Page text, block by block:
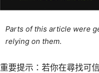
Parts of this article were
relying on them.
重要提示：若你在尋找可